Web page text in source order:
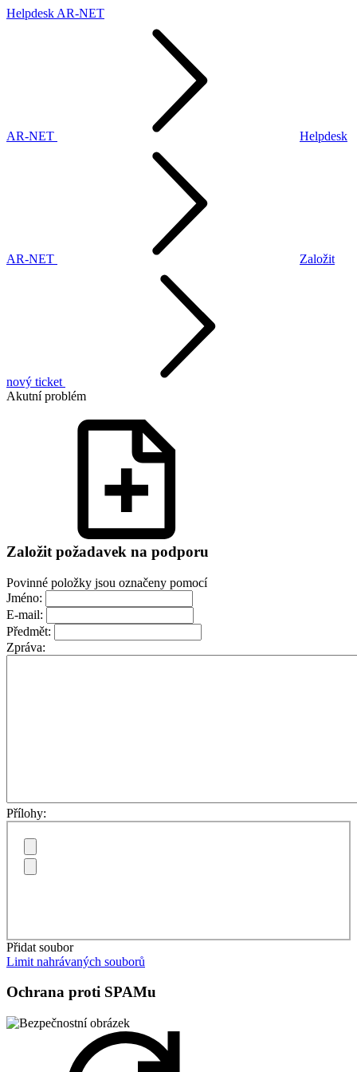
Helpdesk AR-NET
AR-NET Helpdesk
AR-NET Založit
nový ticket
Akutní problém
Založit požadavek na podporu
Povinné položky jsou označeny pomocí
Jméno:
E-mail:
Předmět:
Zpráva:
Přílohy:
Přidat soubor
Limit nahrávaných souborů
Ochrana proti SPAMu